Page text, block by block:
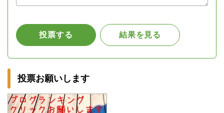
投票お願いします